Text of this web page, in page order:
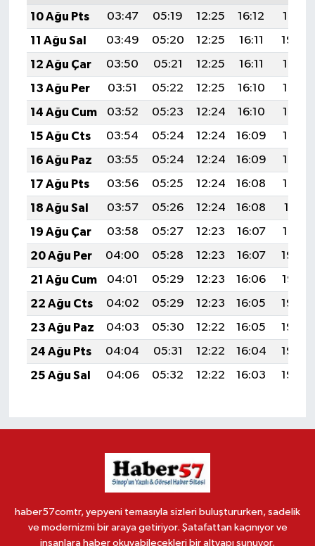
10 Ağu Pts
03:47 05:19 12:25 16:12
19:21
11 Ağu Sal
03:49 05:20 12:25 16:11
19:20
12 Ağu Çar
03:50 05:21 12:25 16:11
19:19
13 Ağu Per
03:51 05:22 12:25 16:10
19:17
14 Ağu Cum
03:52 05:23 12:24 16:10
19:16
15 Ağu Cts
03:54 05:24 12:24 16:09
19:15
16 Ağu Paz
03:55 05:24 12:24 16:09
19:14
17 Ağu Pts
03:56 05:25 12:24 16:08
19:13
18 Ağu Sal
03:57 05:26 12:24 16:08
19:11
19 Ağu Çar
03:58 05:27 12:23 16:07
19:10
20 Ağu Per
04:00 05:28 12:23 16:07
19:09
21 Ağu Cum
04:01 05:29 12:23 16:06
19:07
22 Ağu Cts
04:02 05:29 12:23 16:05
19:06
23 Ağu Paz
04:03 05:30 12:22 16:05
19:05
24 Ağu Pts
04:04 05:31 12:22 16:04
19:03
25 Ağu Sal
04:06 05:32 12:22 16:03 19:02
haber57comtr, yepyeni temasıyla sizleri buluştururken, sadelik
ve modernizmi bir araya getiriyor. Şatafattan kaçınıyor ve
insanlara haber okuyabilecekleri bir altyapı sunuyor.